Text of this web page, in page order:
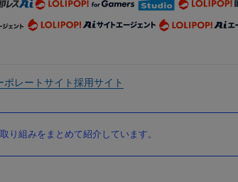
ポレートサイト採用サイト
り組みをまとめて紹介しています。